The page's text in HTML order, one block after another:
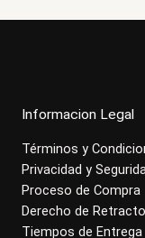
Informacion Legal
Términos y
Privacidad y
Proceso de Compra
Derecho de Retracto
Tiempos de Entrega